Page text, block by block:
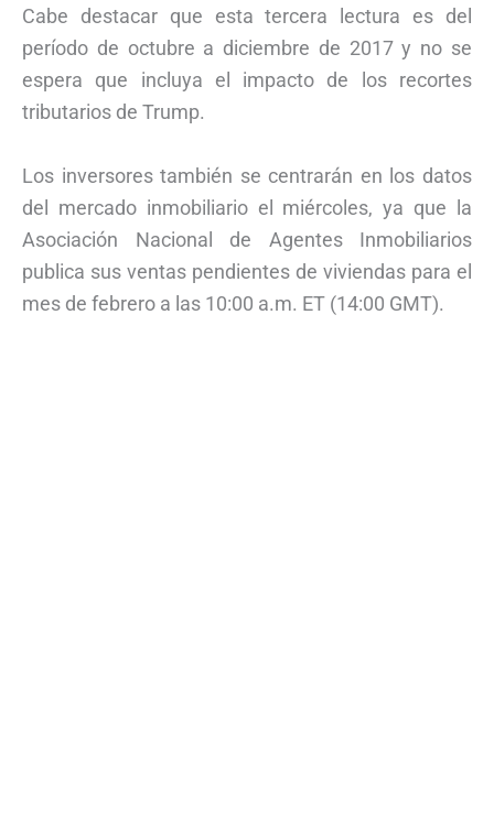
Cabe destacar que esta tercera lectura es del
período de octubre a diciembre de 2017 y no se
espera que incluya el impacto de los recortes
tributarios de Trump.
Los inversores también se centrarán en los datos
del mercado inmobiliario el miércoles, ya que la
Asociación Nacional de Agentes Inmobiliarios
publica sus ventas pendientes de viviendas para el
mes de febrero a las 10:00 a.m. ET (14:00 GMT).